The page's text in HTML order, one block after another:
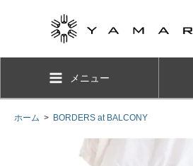
メニュー
ホーム > BORDERS at BALCONY